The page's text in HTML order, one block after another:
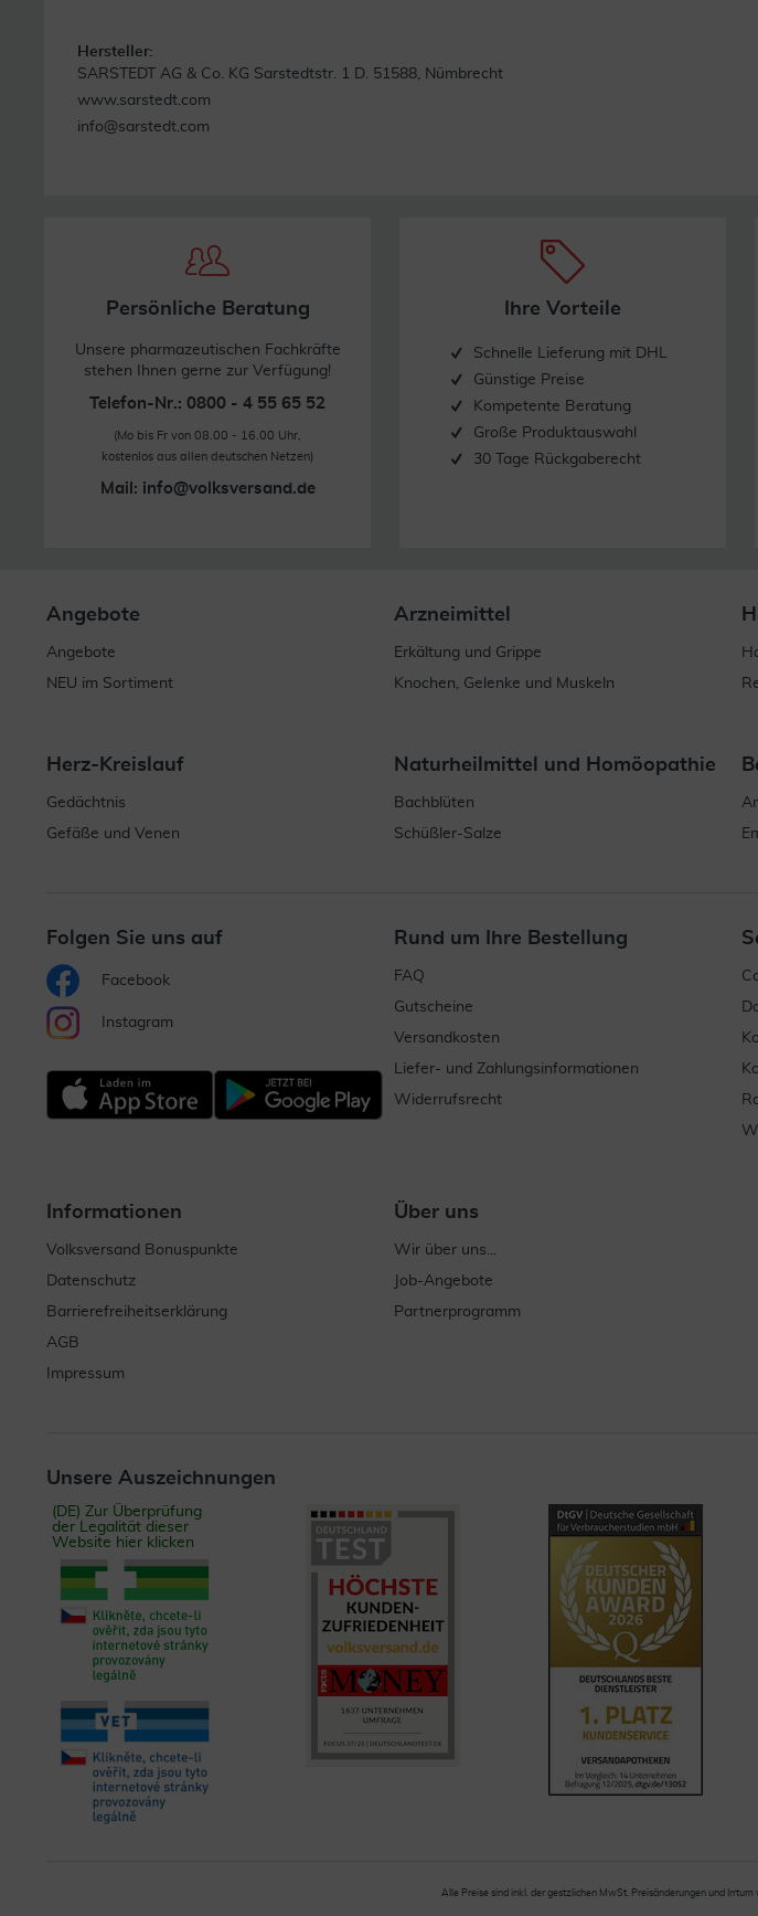
Hersteller:
SARSTEDT AG & Co. KG Sarstedtstr. 1 D. 51588, Nümbrecht
www.sarstedt.com
info@sarstedt.com
Persönliche Beratung
Unsere pharmazeutischen Fachkräfte
stehen Ihnen gerne zur Verfügung!
Telefon-Nr.: 0800 - 4 55 65 52
(Mo bis Fr von 08.00 - 16.00 Uhr,
kostenlos aus allen deutschen Netzen)
Mail: info@volksversand.de
Ihre Vorteile
Schnelle Lieferung mit DHL
Günstige Preise
Kompetente Beratung
Große Produktauswahl
30 Tage Rückgaberecht
Angebote
Angebote
NEU im Sortiment
Arzneimittel
Erkältung und Grippe
Knochen, Gelenke und Muskeln
Herz-Kreislauf
Gedächtnis
Gefäße und Venen
Naturheilmittel und Homöopathie
Bachblüten
Schüßler-Salze
Folgen Sie uns auf
Facebook
Instagram
Rund um Ihre Bestellung
FAQ
Gutscheine
Versandkosten
Liefer- und Zahlungsinformationen
Widerrufsrecht
Informationen
Volksversand Bonuspunkte
Datenschutz
Barrierefreiheitserklärung
AGB
Impressum
Über uns
Wir über uns...
Job-Angebote
Partnerprogramm
Unsere Auszeichnungen
(DE) Zur Überprüfung
der Legalität dieser
Website hier klicken
Alle Preise sind inkl. der gestzlichen MwSt. Preisänderungen und